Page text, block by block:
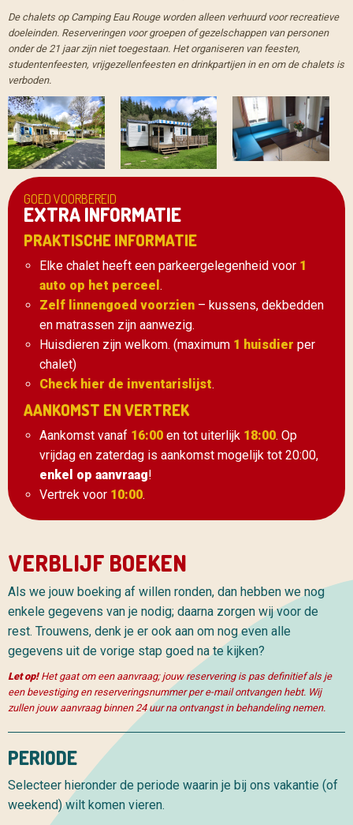
De chalets op Camping Eau Rouge worden alleen verhuurd voor recreatieve
doeleinden. Reserveringen voor groepen of gezelschappen van personen
onder de 21 jaar zijn niet toegestaan. Het organiseren van feesten,
studentenfeesten, vrijgezellenfeesten en drinkpartijen in en om de chalets is
verboden.
GOED VOORBEREID
EXTRA INFORMATIE
PRAKTISCHE INFORMATIE
Elke chalet heeft een parkeergelegenheid voor 1
auto op het perceel .
Zelf linnengoed voorzien – kussens, dekbedden
en matrassen zijn aanwezig.
Huisdieren zijn welkom. (maximum 1 huisdier per
chalet)
Check hier de inventarislijst.
AANKOMST EN VERTREK
Aankomst vanaf 16:00 en tot uiterlijk 18:00. Op
vrijdag en zaterdag is aankomst mogelijk tot 20:00,
enkel op aanvraag!
Vertrek voor 10:00.
VERBLIJF BOEKEN
Als we jouw boeking af willen ronden, dan hebben we nog
enkele gegevens van je nodig; daarna zorgen wij voor de
rest. Trouwens, denk je er ook aan om nog even alle
gegevens uit de vorige stap goed na te kijken?
Let op!Het gaat om een aanvraag; jouw reservering is pas definitief als je
een bevestiging en reserveringsnummer per e-mail ontvangen hebt. Wij
zullen jouw aanvraag binnen 24 uur na ontvangst in behandeling nemen.
PERIODE
Selecteer hieronder de periode waarin je bij ons vakantie (of
weekend) wilt komen vieren.